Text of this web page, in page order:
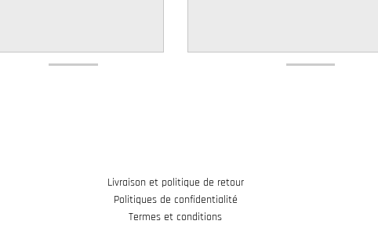
Livraison et politique de retour
Politiques de confidentialité
Termes et conditions